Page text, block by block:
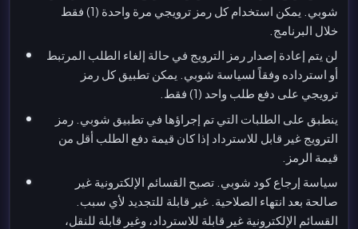
شوبي. يمكن استخدام كل رمز ترويجي مرة واحدة (1) فقط
خلال البرنامج.
لن يتم إعادة إصدار رمز الترويج في حالة إلغاء الطلب المرتبط
أو استرداده وفقاً لسياسة شوبي. يمكن تطبيق كل رمز
ترويجي على دفع طلب واحد (1) فقط.
ينطبق على الطلبات التي تم إجراؤها في تطبيق شوبي. رمز
الترويج غير قابل للاسترداد إذا كان قيمة دفع الطلب أقل من
قيمة الرمز.
سياسة إرجاع كود شوبي. تصبح القسائم الإلكترونية غير
صالحة بعد انتهاء الصلاحية. غير قابلة للتجديد لأي سبب.
القسائم الإلكترونية غير قابلة للاسترداد، وغير قابلة للنقل،